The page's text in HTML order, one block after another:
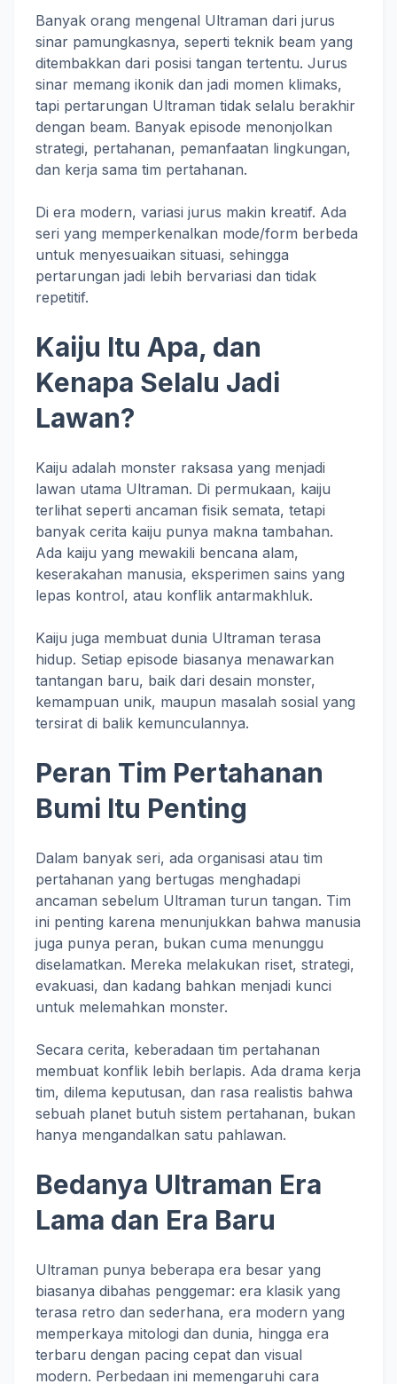
Banyak orang mengenal Ultraman dari jurus
sinar pamungkasnya, seperti teknik beam yang
ditembakkan dari posisi tangan tertentu. Jurus
sinar memang ikonik dan jadi momen klimaks,
tapi pertarungan Ultraman tidak selalu berakhir
dengan beam. Banyak episode menonjolkan
strategi, pertahanan, pemanfaatan lingkungan,
dan kerja sama tim pertahanan.
Di era modern, variasi jurus makin kreatif. Ada
seri yang memperkenalkan mode/form berbeda
untuk menyesuaikan situasi, sehingga
pertarungan jadi lebih bervariasi dan tidak
repetitif.
Kaiju Itu Apa, dan
Kenapa Selalu Jadi
Lawan?
Kaiju adalah monster raksasa yang menjadi
lawan utama Ultraman. Di permukaan, kaiju
terlihat seperti ancaman fisik semata, tetapi
banyak cerita kaiju punya makna tambahan.
Ada kaiju yang mewakili bencana alam,
keserakahan manusia, eksperimen sains yang
lepas kontrol, atau konflik antarmakhluk.
Kaiju juga membuat dunia Ultraman terasa
hidup. Setiap episode biasanya menawarkan
tantangan baru, baik dari desain monster,
kemampuan unik, maupun masalah sosial yang
tersirat di balik kemunculannya.
Peran Tim Pertahanan
Bumi Itu Penting
Dalam banyak seri, ada organisasi atau tim
pertahanan yang bertugas menghadapi
ancaman sebelum Ultraman turun tangan. Tim
ini penting karena menunjukkan bahwa manusia
juga punya peran, bukan cuma menunggu
diselamatkan. Mereka melakukan riset, strategi,
evakuasi, dan kadang bahkan menjadi kunci
untuk melemahkan monster.
Secara cerita, keberadaan tim pertahanan
membuat konflik lebih berlapis. Ada drama kerja
tim, dilema keputusan, dan rasa realistis bahwa
sebuah planet butuh sistem pertahanan, bukan
hanya mengandalkan satu pahlawan.
Bedanya Ultraman Era
Lama dan Era Baru
Ultraman punya beberapa era besar yang
biasanya dibahas penggemar: era klasik yang
terasa retro dan sederhana, era modern yang
memperkaya mitologi dan dunia, hingga era
terbaru dengan pacing cepat dan visual
modern. Perbedaan ini memengaruhi cara